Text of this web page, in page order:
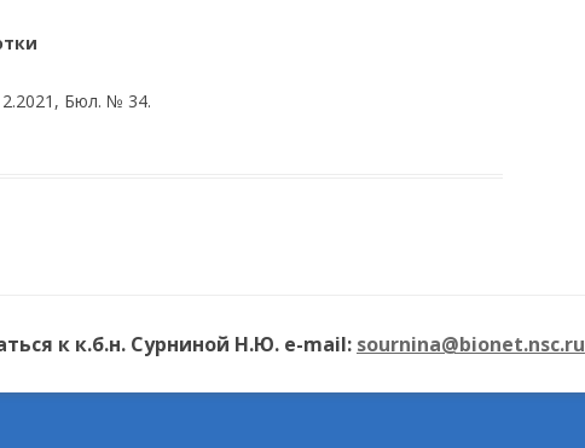
Бюл. № 34.
к к.б.н. Сурниной Н.Ю. e-mail: sournina@bionet.nsc.ru